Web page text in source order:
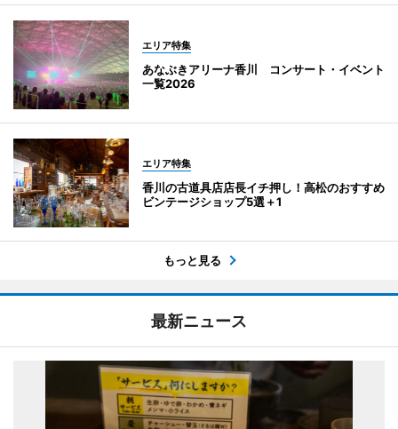
エリア特集
あなぶきアリーナ香川 コンサート・イベント
一覧2026
エリア特集
香川の古道具店店長イチ押し！高松のおすすめ
ビンテージショップ5選＋1
もっと見る
最新ニュース